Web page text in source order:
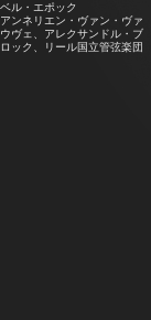
ベル・エポック
アンネリエン・ヴァン・ヴァ
ウヴェ、アレクサンドル・ブ
ロック、リール国立管弦楽団